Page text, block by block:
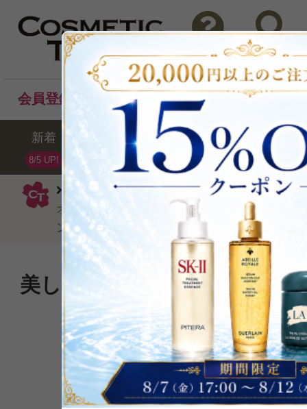
ディオール（クリスチャンディオール）
オールショウ スルシィル プードル ウォ
ンド1.19g
問い合わせ 検索
会員登録後のお買い物でポイントプレゼント！
新着
8/5 UP!
セール ランキング ブ
美しく眉を際立たせ、ナチュ
キープ
P可